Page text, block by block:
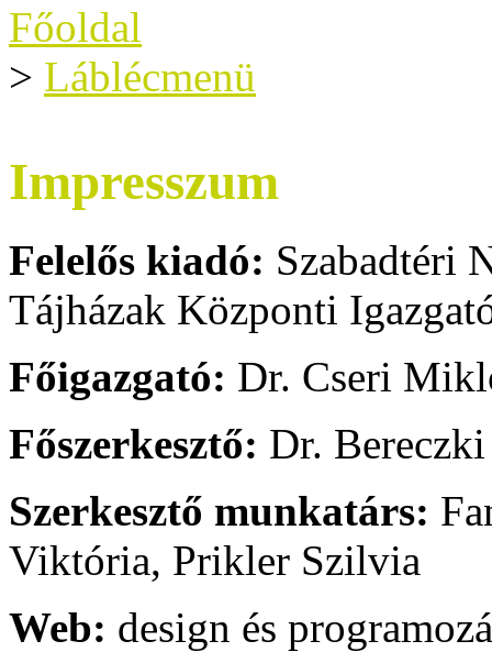
Főoldal
> Láblécmenü
Impresszum
Felelős kiadó: Szabadtéri
Tájházak Központi
Főigazgató: Dr. Cseri
Főszerkesztő: Dr.
Szerkesztő munkatárs:
Viktória, Prikler Szilvia
Web: design és